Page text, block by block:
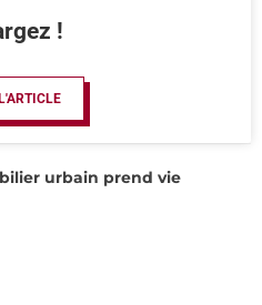
!
urbain prend vie